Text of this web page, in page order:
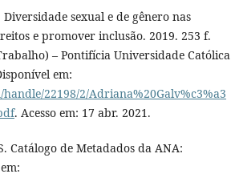
sexual e de gênero nas
e promover inclusão. 2019. 253 f.
– Pontifícia Universidade Católica
em:
22198/2/Adriana%20Galv%c3%a3
. Acesso em: 17 abr. 2021.
Catálogo de Metadados da ANA: